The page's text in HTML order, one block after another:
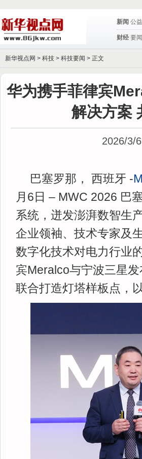
新闻 公益
财经 要闻
新华视点网 > 科技 > 科技要闻 > 正文
华为携手菲律宾
解决方案
2026/3/
巴塞罗那， 西班牙 -
月6日 – MWC 2026 巴
系统，迸发澎湃数智生
企业领袖、技术专家及
数字化技术对电力行业
宾Meralco与宁波三星
联合打造灯塔样板点，